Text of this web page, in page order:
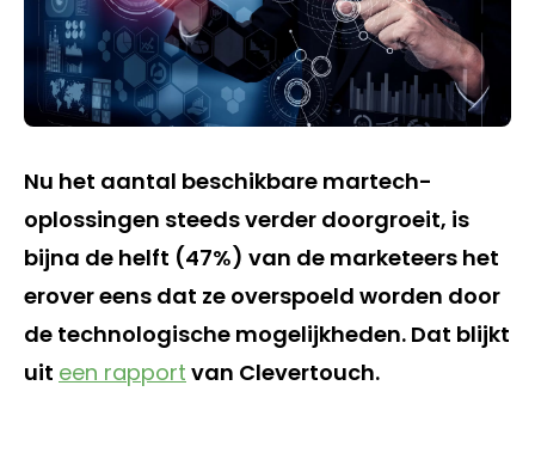
Nu het aantal beschikbare martech-
oplossingen steeds verder doorgroeit, is
bijna de helft (47%) van de marketeers het
erover eens dat ze overspoeld worden door
de technologische mogelijkheden. Dat blijkt
uit een rapport van Clevertouch.